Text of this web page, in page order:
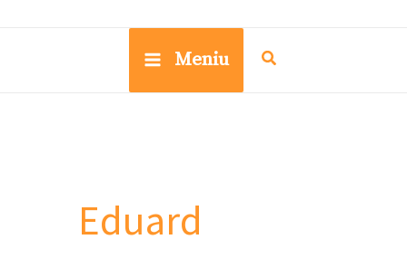
Meniu
Eduard